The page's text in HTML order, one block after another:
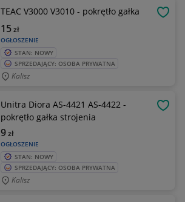
TEAC V3000 V3010 - pokrętło gałka
OGŁOSZENIE
15zł
STAN: NOWY
SPRZEDAJĄCY: OSOBA PRYWATNA
Kalisz
Unitra Diora AS-4421 AS-4422 -
pokrętło gałka strojenia
OGŁOSZENIE
9zł
STAN: NOWY
SPRZEDAJĄCY: OSOBA PRYWATNA
Kalisz